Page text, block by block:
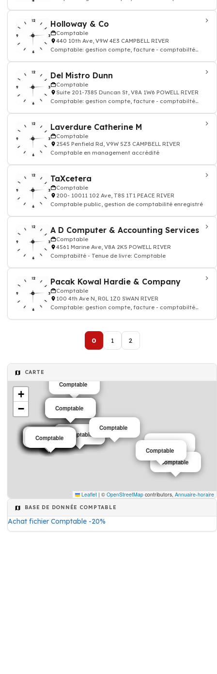
Holloway & Co
Comptable
440 10th Ave, V9W 4E3 CAMPBELL RIVER
Comptable: gestion compte, facture - comptabilté
Del Mistro Dunn
Comptable
Suite 201-7385 Duncan St, V8A 1W6 POWELL RIVER
Comptable: gestion compte, facture - comptabilté
Laverdure Catherine M
Comptable
2545 Penfield Rd, V9W 5Z3 CAMPBELL RIVER
Comptable en management accrédité
TaXcetera
Comptable
200- 10011 102 Ave, T8S 1T1 PEACE RIVER
Comptable public, gestion de comptabilité enregistré
A D Computer & Accounting Services
Comptable
4561 Marine Ave, V8A 2K5 POWELL RIVER
Comptabilté - Tenue de livre: Comptable
Pacak Kowal Hardie & Company
Comptable
100 4th Ave N, R0L 1Z0 SWAN RIVER
Comptable: gestion compte, facture - comptabilté
0 1 2
CARTE
Comptable
Comptable Comptable
Comptable
Comptable
Comptable
Comptable
Comptable
Comptable
Comptable
Comptable
Comptable
Comptable
Comptable
Comptable
Comptable
Comptable
Comptable
Comptable
+
−
Leaflet | © OpenStreetMap contributors, Annuaire-horaire
BASE DE DONNÉE COMPTABLE
Achat fichier Comptable -20%